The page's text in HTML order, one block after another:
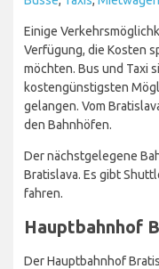
Einige
Verfügung, die Kosten
möchten. Bus und Taxi
kostengünstigsten
gelangen. Vom
den Bahnhöfen.
Der nächstgelegene
Bratislava. Es gibt
fahren.
Hauptbahnhof
Der Hauptbahnhof